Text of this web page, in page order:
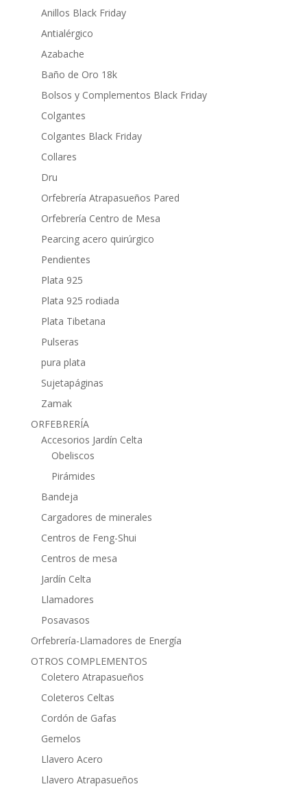
Anillos Black Friday
Antialérgico
Azabache
Baño de Oro 18k
Bolsos y Complementos Black Friday
Colgantes
Colgantes Black Friday
Collares
Dru
Orfebrería Atrapasueños Pared
Orfebrería Centro de Mesa
Pearcing acero quirúrgico
Pendientes
Plata 925
Plata 925 rodiada
Plata Tibetana
Pulseras
pura plata
Sujetapáginas
Zamak
ORFEBRERÍA
Accesorios Jardín Celta
Obeliscos
Pirámides
Bandeja
Cargadores de minerales
Centros de Feng-Shui
Centros de mesa
Jardín Celta
Llamadores
Posavasos
Orfebrería-Llamadores de Energía
OTROS COMPLEMENTOS
Coletero Atrapasueños
Coleteros Celtas
Cordón de Gafas
Gemelos
Llavero Acero
Llavero Atrapasueños